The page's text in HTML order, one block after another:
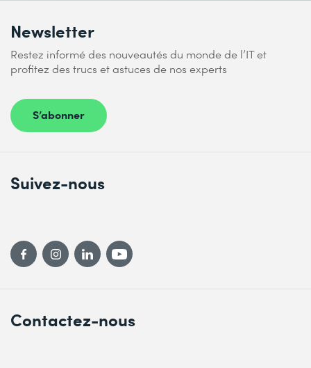
Newsletter
Restez informé des nouveautés du monde de l’IT et
profitez des trucs et astuces de nos experts
S’abonner
Contactez-nous
Suivez-nous